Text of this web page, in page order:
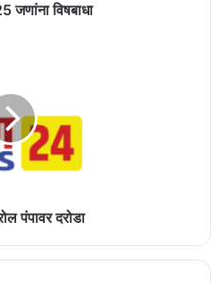
जणांना विषबाधा
पंपावर दरोडा